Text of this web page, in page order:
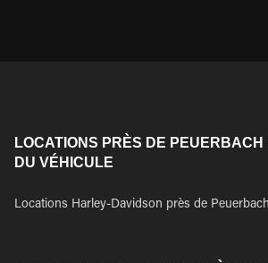
LOCATIONS PRÈS DE PEUERBACH
DU VÉHICULE
Locations Harley-Davidson près de Peuerbach